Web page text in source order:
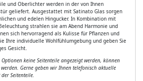
und Oberlichter werden in der von Ihnen
geliefert. Ausgestattet mit Satinato Glas sorgen
und edelen Hingucker. In Kombination mit
strahlen sie am Abend Harmonie und
sich hervorragend als Kulisse für Pflanzen und
Ihre individuelle Wohlfühlumgebung und geben Sie
Gesicht.
keine Seitenteile angezeigt werden, können
Gerne geben wir Ihnen telefonisch aktuelle
Seitenteile.